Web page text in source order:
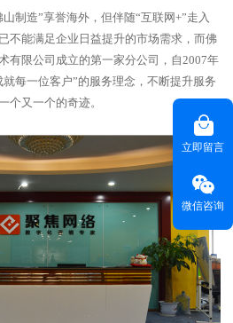
制造”享誉海外，但伴随“互联网+”走入
不能满足企业日益提升的市场需求，而佛
有限公司成立的第一家分公司，自2007年
每一位客户”的服务理念，不断提升服务
个又一个的奇迹。
立即留言
微信咨询